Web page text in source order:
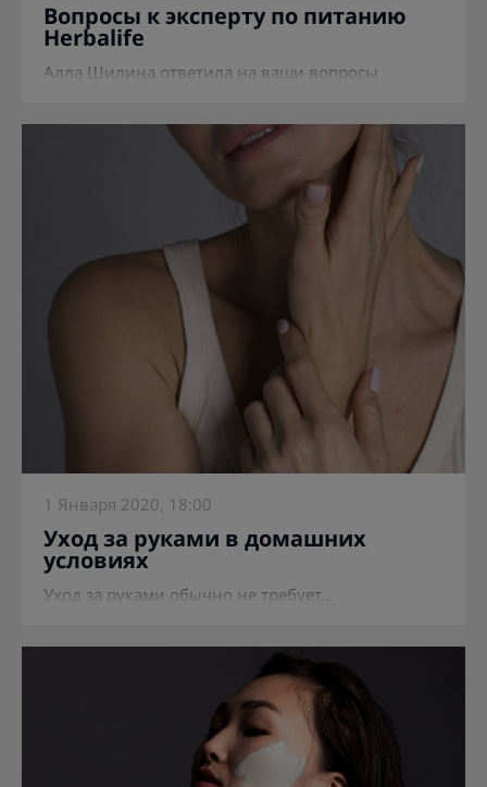
Вопросы к эксперту по питанию
Herbalife
Алла Шилина ответила на ваши вопросы
1 Января 2020, 18:00
Уход за руками в домашних
условиях
Уход за руками обычно не требует...